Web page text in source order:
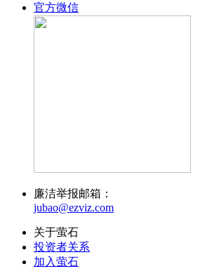
官方微信
廉洁举报邮箱：
jubao@ezviz.com
关于萤石
投资者关系
加入萤石